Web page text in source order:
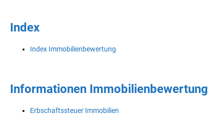
Index
Index Immobilienbewertung
Informationen Immobilienbewertung
Erbschaftssteuer Immobilien